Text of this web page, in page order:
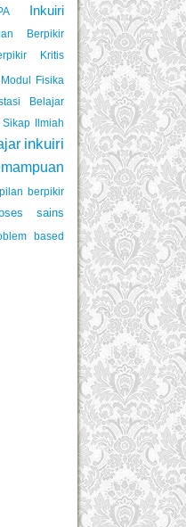
Inkuiri
Berpikir
Kritis
Modul Fisika
Belajar
Sikap Ilmiah
inkuiri
berpikir
sains
based